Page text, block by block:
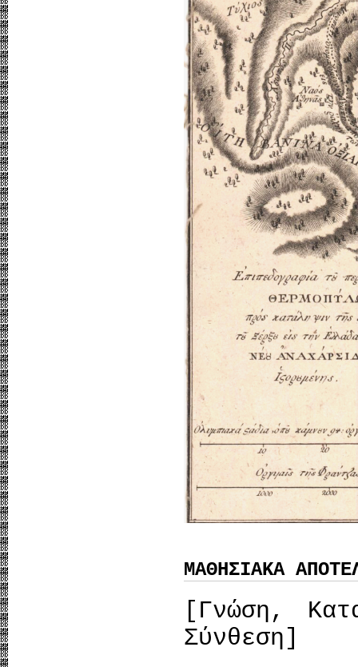
ΜΑΘΗΣΙΑΚΑ
[Γνώση,
Σύνθεση]